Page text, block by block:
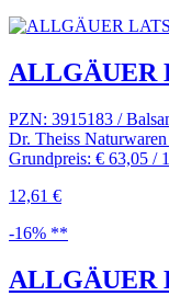
ALLGÄUER
PZN: 3915183 /
Dr. Theiss
Grundpreis: € 63,05 /
12,61 €
-16% **
ALLGÄUER